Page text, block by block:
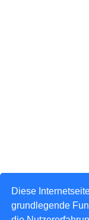
Diese
grundlegende